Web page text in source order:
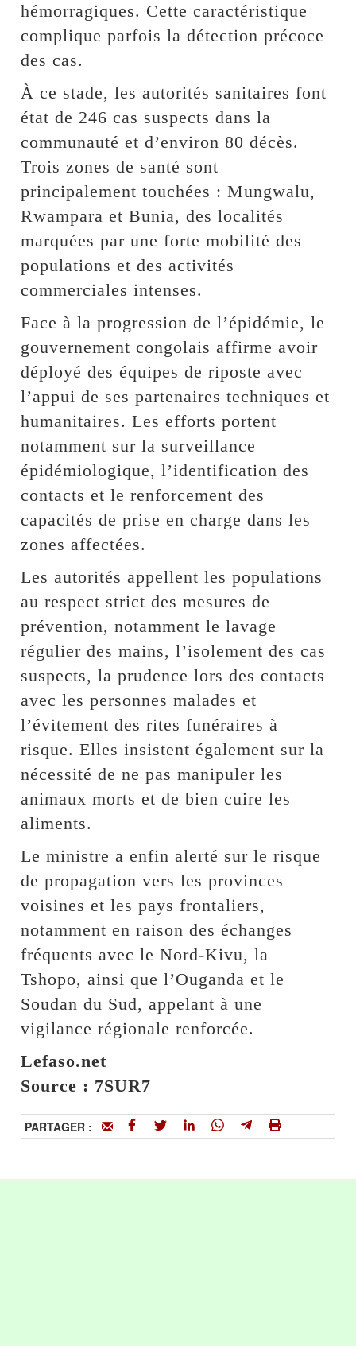
hémorragiques. Cette caractéristique
complique parfois la détection précoce
des cas.
À ce stade, les autorités sanitaires font
état de 246 cas suspects dans la
communauté et d’environ 80 décès.
Trois zones de santé sont
principalement touchées : Mungwalu,
Rwampara et Bunia, des localités
marquées par une forte mobilité des
populations et des activités
commerciales intenses.
Face à la progression de l’épidémie, le
gouvernement congolais affirme avoir
déployé des équipes de riposte avec
l’appui de ses partenaires techniques et
humanitaires. Les efforts portent
notamment sur la surveillance
épidémiologique, l’identification des
contacts et le renforcement des
capacités de prise en charge dans les
zones affectées.
Les autorités appellent les populations
au respect strict des mesures de
prévention, notamment le lavage
régulier des mains, l’isolement des cas
suspects, la prudence lors des contacts
avec les personnes malades et
l’évitement des rites funéraires à
risque. Elles insistent également sur la
nécessité de ne pas manipuler les
animaux morts et de bien cuire les
aliments.
Le ministre a enfin alerté sur le risque
de propagation vers les provinces
voisines et les pays frontaliers,
notamment en raison des échanges
fréquents avec le Nord-Kivu, la
Tshopo, ainsi que l’Ouganda et le
Soudan du Sud, appelant à une
vigilance régionale renforcée.
Lefaso.net
Source : 7SUR7
PARTAGER :